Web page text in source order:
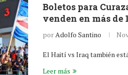
Boletos para
venden en más de
por Adolfo Santino
El Haití vs Iraq también
Leer más